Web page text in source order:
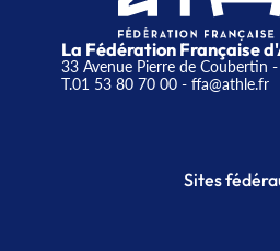
La Fédération Française
33 Avenue Pierre de Coubertin
T.01 53 80 70 00- ffa@athle.fr
Sites